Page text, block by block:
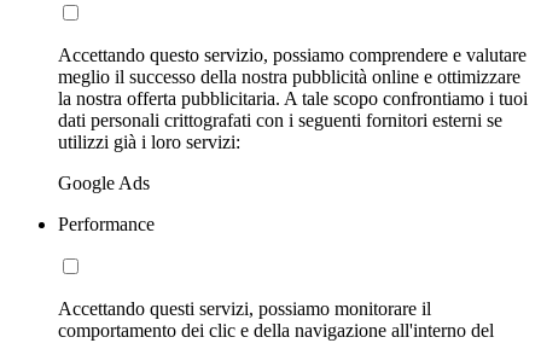
Accettando questo servizio, possiamo comprendere e valutare
meglio il successo della nostra pubblicità online e ottimizzare
la nostra offerta pubblicitaria. A tale scopo confrontiamo i tuoi
dati personali crittografati con i seguenti fornitori esterni se
utilizzi già i loro servizi:
Google Ads
Performance
Accettando questi servizi, possiamo monitorare il
comportamento dei clic e della navigazione all'interno del